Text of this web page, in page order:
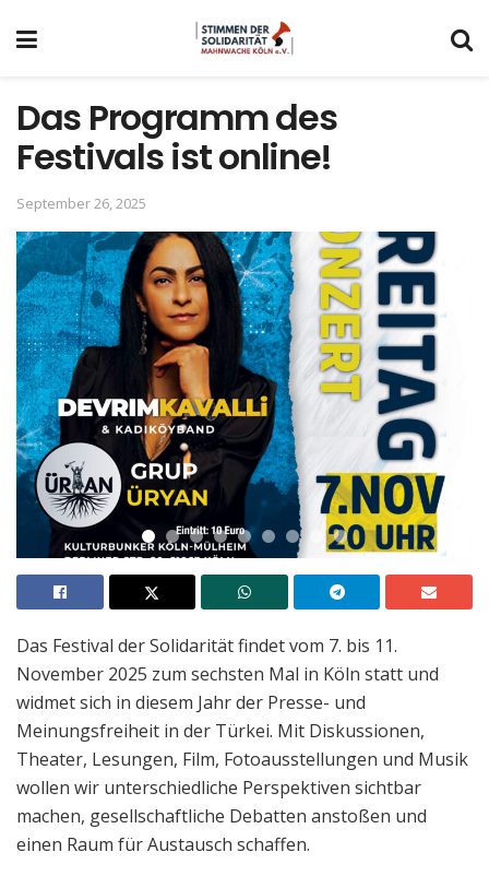
Das Programm des
Festivals ist online!
September 26, 2025
Das Festival der Solidarität findet vom 7. bis 11.
November 2025 zum sechsten Mal in Köln statt und
widmet sich in diesem Jahr der Presse- und
Meinungsfreiheit in der Türkei. Mit Diskussionen,
Theater, Lesungen, Film, Fotoausstellungen und Musik
wollen wir unterschiedliche Perspektiven sichtbar
machen, gesellschaftliche Debatten anstoßen und
einen Raum für Austausch schaffen.